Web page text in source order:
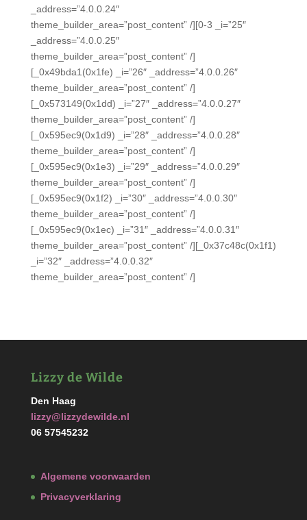
_address=”4.0.0.24″
theme_builder_area=”post_content” /][0-3 _i=”25″
_address=”4.0.0.25″
theme_builder_area=”post_content” /]
[_0x49bda1(0x1fe) _i=”26″ _address=”4.0.0.26″
theme_builder_area=”post_content” /]
[_0x573149(0x1dd) _i=”27″ _address=”4.0.0.27″
theme_builder_area=”post_content” /]
[_0x595ec9(0x1d9) _i=”28″ _address=”4.0.0.28″
theme_builder_area=”post_content” /]
[_0x595ec9(0x1e3) _i=”29″ _address=”4.0.0.29″
theme_builder_area=”post_content” /]
[_0x595ec9(0x1f2) _i=”30″ _address=”4.0.0.30″
theme_builder_area=”post_content” /]
[_0x595ec9(0x1ec) _i=”31″ _address=”4.0.0.31″
theme_builder_area=”post_content” /][_0x37c48c(0x1f1)
_i=”32″ _address=”4.0.0.32″
theme_builder_area=”post_content” /]
Lizzy de Wilde
Den Haag
lizzy@lizzydewilde.nl
06 57545232
Algemene voorwaarden
Privacyverklaring